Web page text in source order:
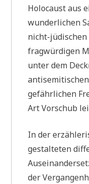
Holocaust aus
wunderlichen
nicht-
fragwürdigen
unter dem
gefährlichen
Art Vorschub
In der
gestalteten
der